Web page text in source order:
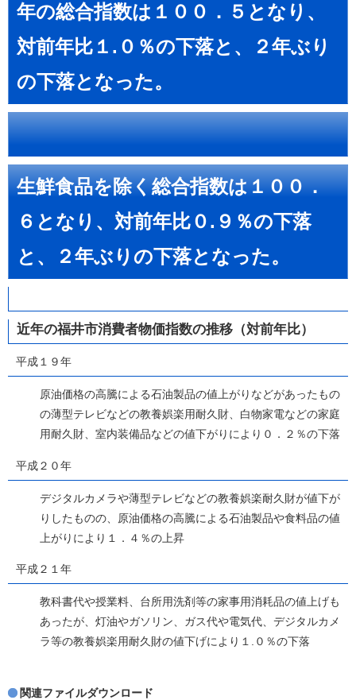
年の総合指数は１００．５となり、
対前年比１.０％の下落と、２年ぶり
の下落となった。
生鮮食品を除く総合指数は１００．
６となり、対前年比０.９％の下落
と、２年ぶりの下落となった。
近年の福井市消費者物価指数の推移（対前年比）
平成１９年
原油価格の高騰による石油製品の値上がりなどがあったもの
の薄型テレビなどの教養娯楽用耐久財、白物家電などの家庭
用耐久財、室内装備品などの値下がりにより０．２％の下落
平成２０年
デジタルカメラや薄型テレビなどの教養娯楽耐久財が値下が
りしたものの、原油価格の高騰による石油製品や食料品の値
上がりにより１．４％の上昇
平成２１年
教科書代や授業料、台所用洗剤等の家事用消耗品の値上げも
あったが、灯油やガソリン、ガス代や電気代、デジタルカメ
ラ等の教養娯楽用耐久財の値下げにより１.０％の下落
関連ファイルダウンロード